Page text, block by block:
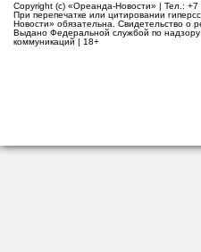
Copyright (c) «Ореанда-Новости» | Тел.: +7
При перепечатке или цитировании
Новости» обязательна. Свидетельство
Выдано Федеральной службой по
коммуникаций | 18+